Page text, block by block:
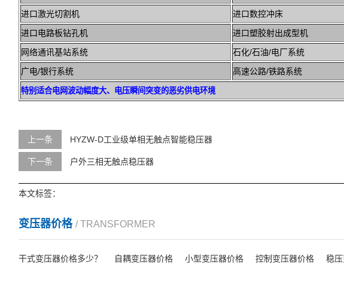
进口激光切割机
进口数控冲床
进口电路板钻孔机
进口塑
网络通讯基站系统
石化/石油/电厂系统
广电/银行系统
高速公路/铁路系统
特别适合电网波动幅度大、电压瞬间突变的恶劣供电环境
上一条 HYZW-D工业级单相无触点智能稳压器
下一条 户外三相无触点稳压器
本文标签：
变压器价格 / TRANSFORMER
干式变压器价格多少？ 自耦变压器价格 小型变压器价格 控制变压器价格 稳